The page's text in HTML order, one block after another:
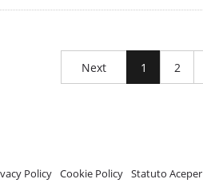
Next 1 2
Policy Cookie Policy Statuto Aceper